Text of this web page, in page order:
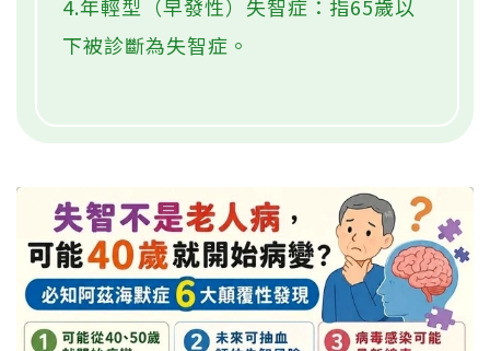
4.年輕型（早發性）失智症：指65歲以
下被診斷為失智症。